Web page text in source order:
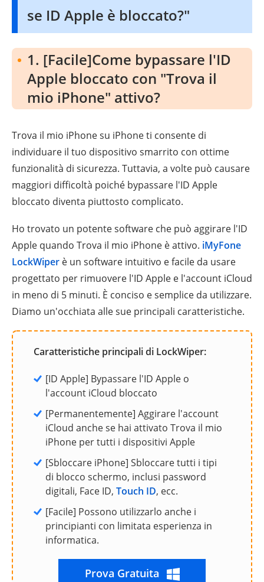
se ID Apple è bloccato?"
1. [Facile]Come bypassare l'ID
Apple bloccato con "Trova il
mio iPhone" attivo?
Trova il mio iPhone su iPhone ti consente di
individuare il tuo dispositivo smarrito con ottime
funzionalità di sicurezza. Tuttavia, a volte può causare
maggiori difficoltà poiché bypassare l'ID Apple
bloccato diventa piuttosto complicato.
Ho trovato un potente software che può aggirare l'ID
Apple quando Trova il mio iPhone è attivo. iMyFone
LockWiper è un software intuitivo e facile da usare
progettato per rimuovere l'ID Apple e l'account iCloud
in meno di 5 minuti. È conciso e semplice da utilizzare.
Diamo un'occhiata alle sue principali caratteristiche.
Caratteristiche principali di LockWiper:
[ID Apple] Bypassare l'ID Apple o
l'account iCloud bloccato
[Permanentemente] Aggirare l'account
iCloud anche se hai attivato Trova il mio
iPhone per tutti i dispositivi Apple
[Sbloccare iPhone] Sbloccare tutti i tipi
di blocco schermo, inclusi password
digitali, Face ID, Touch ID, ecc.
[Facile] Possono utilizzarlo anche i
principianti con limitata esperienza in
informatica.
Prova Gratuita